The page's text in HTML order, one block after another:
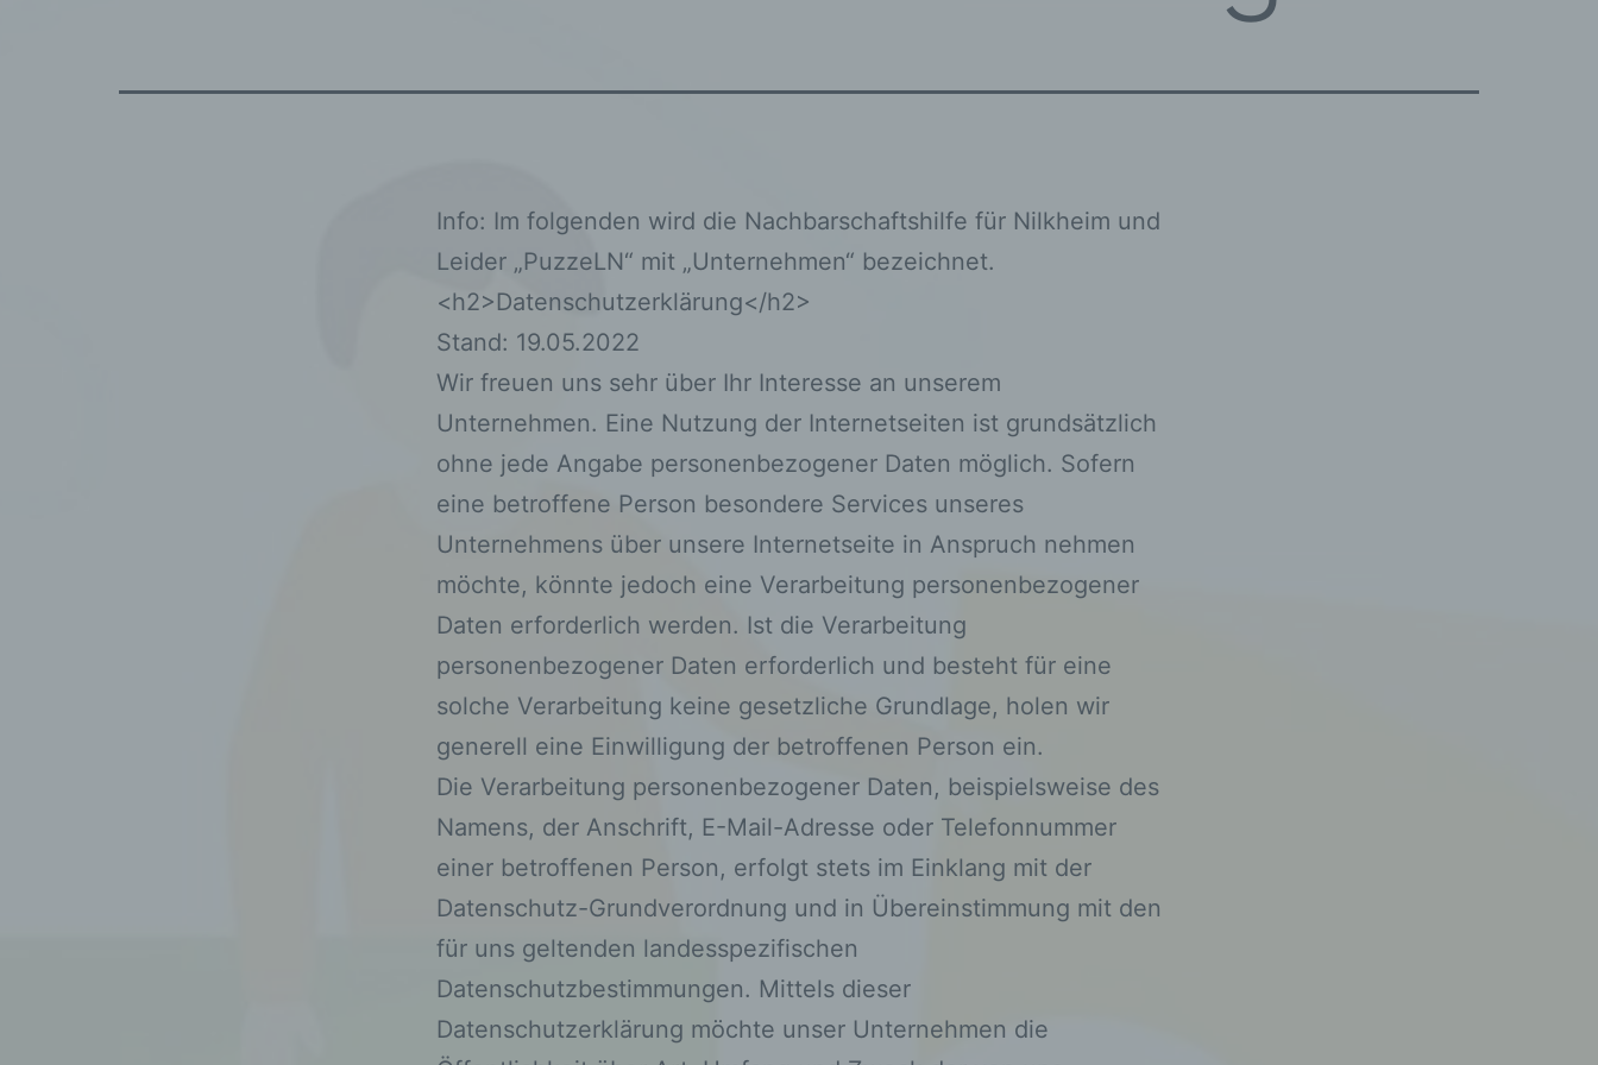
Info: Im folgenden wird die Nachbarschaftshilfe für Nilkheim und
Leider „PuzzeLN“ mit „Unternehmen“ bezeichnet.
<h2>Datenschutzerklärung</h2>
Stand: 19.05.2022
Wir freuen uns sehr über Ihr Interesse an unserem
Unternehmen. Eine Nutzung der Internetseiten ist grundsätzlich
ohne jede Angabe personenbezogener Daten möglich. Sofern
eine betroffene Person besondere Services unseres
Unternehmens über unsere Internetseite in Anspruch nehmen
möchte, könnte jedoch eine Verarbeitung personenbezogener
Daten erforderlich werden. Ist die Verarbeitung
personenbezogener Daten erforderlich und besteht für eine
solche Verarbeitung keine gesetzliche Grundlage, holen wir
generell eine Einwilligung der betroffenen Person ein.
Die Verarbeitung personenbezogener Daten, beispielsweise des
Namens, der Anschrift, E-Mail-Adresse oder Telefonnummer
einer betroffenen Person, erfolgt stets im Einklang mit der
Datenschutz-Grundverordnung und in Übereinstimmung mit den
für uns geltenden landesspezifischen
Datenschutzbestimmungen. Mittels dieser
Datenschutzerklärung möchte unser Unternehmen die